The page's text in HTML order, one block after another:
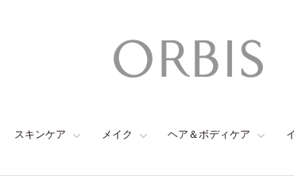
スキンケア メイク ヘア＆ボディケア